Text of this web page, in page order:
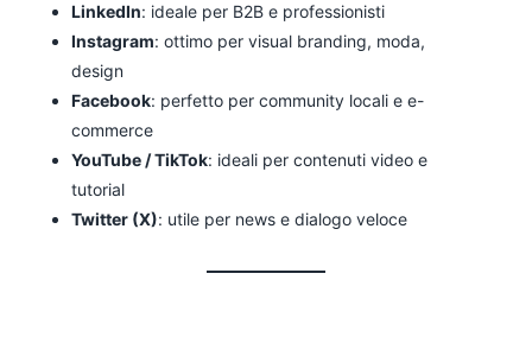
LinkedIn: ideale per B2B e professionisti
Instagram: ottimo per visual branding, moda,
design
Facebook: perfetto per community locali e e-
commerce
YouTube / TikTok: ideali per contenuti video e
tutorial
Twitter (X): utile per news e dialogo veloce